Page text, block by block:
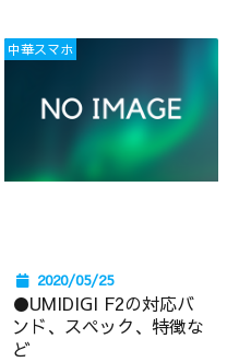
中華スマホ
2020/05/25
●UMIDIGI F2の対応バ
ンド、スペック、特徴な
ど